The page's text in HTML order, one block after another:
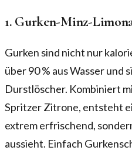
1. Gurken-Minz-
Gurken sind nicht nur
über 90 % aus Wasser und
Durstlöscher. Kombiniert
Spritzer Zitrone, entsteht
extrem erfrischend,
aussieht. Einfach